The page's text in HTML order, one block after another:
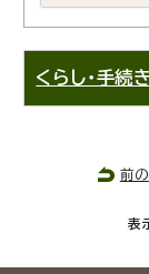
くらし・手続き
前
表